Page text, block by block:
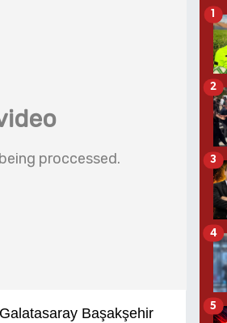
Başakşehir
1
2
3
4
5